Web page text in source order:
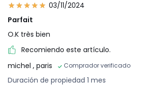
03/11/2024
Parfait
O.K très bien
Recomiendo este artículo.
michel , paris Comprador verificado
Duración de propiedad 1 mes